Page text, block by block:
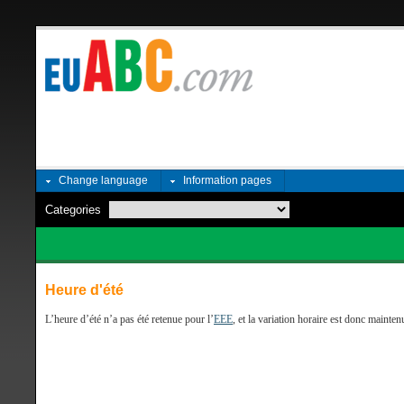
Change language Information pages
Categories
Heure d'été
L’heure d’été n’a pas été retenue pour l’EEE, et la variation horaire est donc